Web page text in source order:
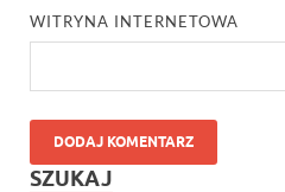
WITRYNA INTERNETOWA
SZUKAJ